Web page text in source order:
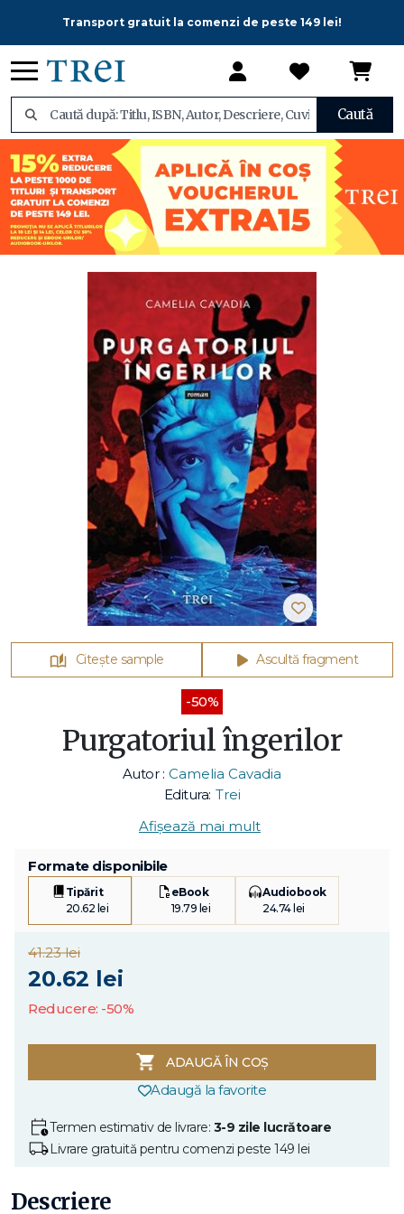
Transport gratuit la comenzi de peste 149 lei!
Caută
Citește sample Ascultă fragment
-50%
Purgatoriul îngerilor
Autor : Camelia Cavadia
Editura: Trei
Afișează mai mult
Formate disponibile
Tipărit
20.62 lei
eBook
19.79 lei
Audiobook
24.74 lei
41.23 lei
20.62 lei
Reducere: -50%
ADAUGĂ ÎN COȘ
Adaugă la favorite
Termen estimativ de livrare: 3-9 zile lucrătoare
Livrare gratuită pentru comenzi peste 149 lei
Descriere